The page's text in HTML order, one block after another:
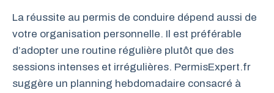
La réussite au permis de conduire dépend aussi de
votre organisation personnelle. Il est préférable
d’adopter une routine régulière plutôt que des
sessions intenses et irrégulières. PermisExpert.fr
suggère un planning hebdomadaire consacré à